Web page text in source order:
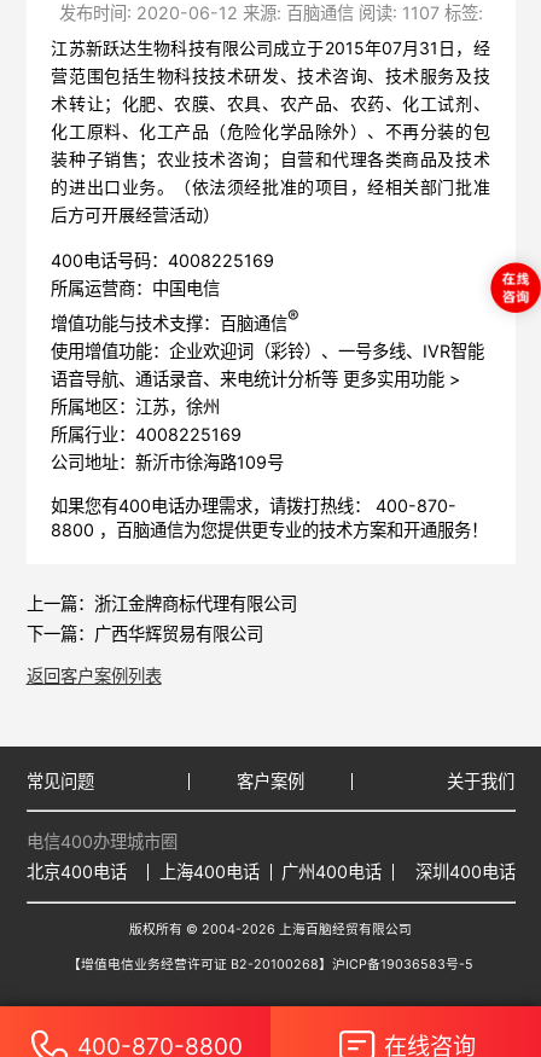
发布时间: 2020-06-12 来源: 百脑通信 阅读: 1107 标签:
江苏新跃达生物科技有限公司成立于2015年07月31日，经
营范围包括生物科技技术研发、技术咨询、技术服务及技
术转让；化肥、农膜、农具、农产品、农药、化工试剂、
化工原料、化工产品（危险化学品除外）、不再分装的包
装种子销售；农业技术咨询；自营和代理各类商品及技术
的进出口业务。（依法须经批准的项目，经相关部门批准
后方可开展经营活动）
400电话号码：4008225169
所属运营商：中国电信
增值功能与技术支撑：百脑通信®
使用增值功能：企业欢迎词（彩铃）、一号多线、IVR智能
语音导航、通话录音、来电统计分析等 更多实用功能 >
所属地区：江苏，徐州
所属行业：4008225169
公司地址：新沂市徐海路109号
如果您有400电话办理需求，请拨打热线： 400-870-
8800 ， 百脑通信为您提供更专业的技术方案和开通服务！
上一篇： 浙江金牌商标代理有限公司
下一篇： 广西华辉贸易有限公司
返回客户案例列表
常见问题 客户案例 关于我们
电信400办理城市圈
北京400电话
上海400电话 广州400电话 深圳400电话
版权所有 © 2004-2026 上海百脑经贸有限公司
【增值电信业务经营许可证 B2-20100268】 沪ICP备19036583号-5
400-870-8800 在线咨询